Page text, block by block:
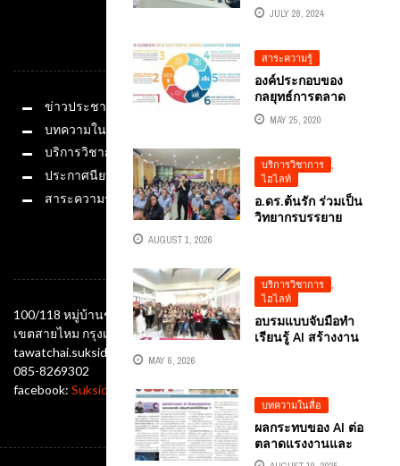
กำหนดจุดยืนแบรนด์
แตกต่าง ...
อาชีวศึกษาด้วย
TIKTOK โดยอ.ดร.ต้น
วิทยาลัยเทคนิคสระบุรี
JULY 28, 2024
สาระความรู้
องค์ประกอบของ
กลยุทธ์การตลาด
ดิจิทัล
DIGITALMARKETIN
สำเร็จ
MAY 25, 2020
บริการวิชาการ
,
ไฮไลท์
อ.ดร.ต้นรัก ร่วมเป็น
วิทยากรบรรยาย
ความรู้เท่าทันภัย
ไซเบอร์ ให้เยาวชน-
ประชาชน จ.นครพนม
AUGUST 1, 2026
บริการวิชาการ
,
ไฮไลท์
อบรมแบบจับมือทำ
เรียนรู้ AI สร้างงาน
อย่างสง่างาม ณ
วิทยาลัยโปลีเทคนิค
ระยอง โดยอ.ดร.ต้น
รัก ...
MAY 6, 2026
บทความในสื่อ
ผลกระทบของ AI ต่อ
ตลาดแรงงานและ
อนาคตอาชีพ เตรียม
หมวดหมู่
ข่าวประชาสัมพันธ์
บทความในสื่อ
บริการวิชาการ
ประกาศนียบัตร
สาระความรู้
100/118 หมู่บ้านชัยพฤกษ์ ซอยออเงิน แขวงออเงิน
เขตสายไหม กรุงเทพมหานคร 10220
tawatchai.suksida@gmail.com
085-8269302
facebook: Suksida Tonrak Tawatchai